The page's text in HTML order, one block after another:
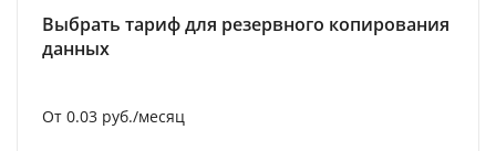
Выбрать тариф для резервного копирования
данных
От 0.03 руб./месяц